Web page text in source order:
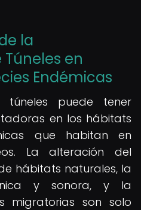
la
en
Endémicas
túneles puede tener
en los hábitats
que habitan en
La alteración del
hábitats naturales, la
y sonora, y la
migratorias son solo